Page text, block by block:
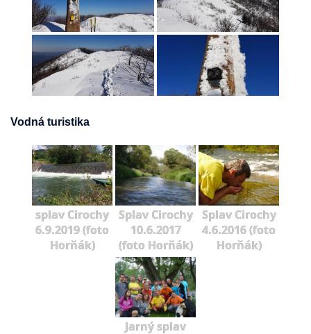
Vodná turistika
splav Cirochy
6.9.2019 (foto
Horňák)
Splav Cirochy
10.6.2017
(foto Horňák)
Splav Cirochy
4.6.2016 (foto
Horňák)
Jarný splav